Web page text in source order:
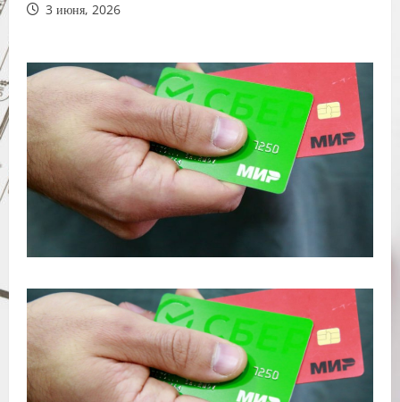
3 июня, 2026